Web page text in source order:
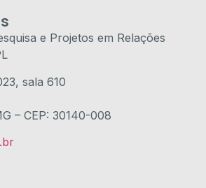
e Projetos em Relações
sala 610
– CEP: 30140-008